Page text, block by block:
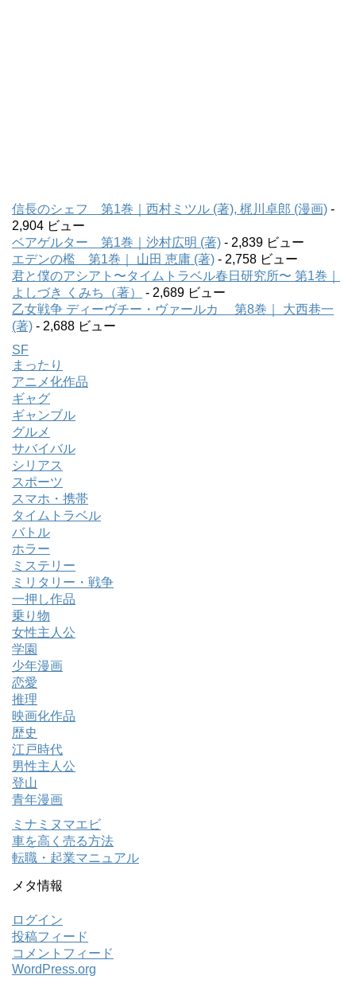
信長のシェフ 第1巻｜西村ミツル (著), 梶川卓郎 (漫画) -
2,904 ビュー
ベアゲルター 第1巻｜沙村広明 (著) - 2,839 ビュー
エデンの檻 第1巻｜ 山田 恵庸 (著) - 2,758 ビュー
君と僕のアシアト〜タイムトラベル春日研究所〜 第1巻｜
よしづき くみち（著）
- 2,689 ビュー
乙女戦争 ディーヴチー・ヴァールカ 第8巻｜ 大西巷一
(著) - 2,688 ビュー
SF
まったり
アニメ化作品
ギャグ
ギャンブル
グルメ
サバイバル
シリアス
スポーツ
スマホ・携帯
タイムトラベル
バトル
ホラー
ミステリー
ミリタリー・戦争
一押し作品
乗り物
女性主人公
学園
少年漫画
恋愛
推理
映画化作品
歴史
江戸時代
男性主人公
登山
青年漫画
ミナミヌマエビ
車を高く売る方法
転職・起業マニュアル
メタ情報
ログイン
投稿フィード
コメントフィード
WordPress.org